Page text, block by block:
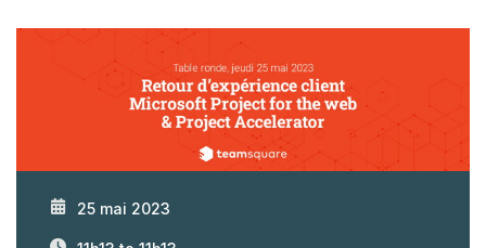
25 mai 2023